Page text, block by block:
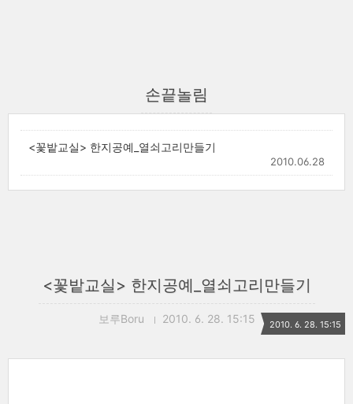
손끝놀림
<꽃밭교실> 한지공예_열쇠고리만들기
2010.06.28
<꽃밭교실> 한지공예_열쇠고리만들기
보루Boru 2010. 6. 28. 15:15 2010. 6. 28. 15:15